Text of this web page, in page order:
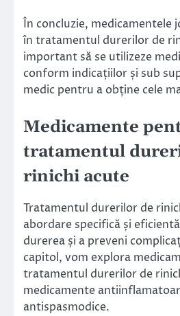
În concluzie, medicamentele
în tratamentul durerilor de
important să se utilizeze
conform indicațiilor și sub
medic pentru a obține cele
Medicamente
tratamentul
rinichi acute
Tratamentul durerilor de
abordare specifică și
durerea și a preveni
capitol, vom explora
tratamentul durerilor de
medicamente
antispasmodice.